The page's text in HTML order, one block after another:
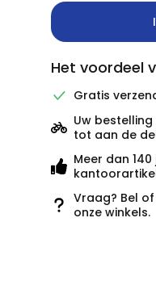
Het voordeel
Gratis
Uw
tot aan de
Meer dan
Vraag? Bel
onze winkels.